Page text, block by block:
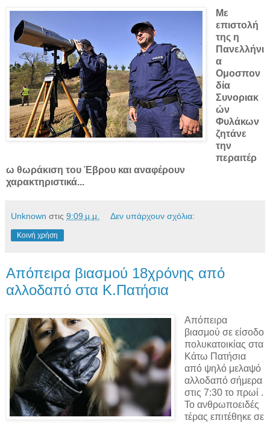
Με
επιστολή
της η
Πανελλήνι
α
Ομοσπον
δία
Συνοριακ
ών
Φυλάκων
ζητάνε
την
περαιτέρ
ω θωράκιση του Έβρου και αναφέρουν
χαρακτηριστικά...
Unknown στις 9:09 μ.μ. Δεν υπάρχουν σχόλια:
Κοινή χρήση
Απόπειρα βιασμού 18χρόνης από
αλλοδαπό στα Κ.Πατήσια
Απόπειρα
βιασμού σε είσοδο
πολυκατοικίας στα
Κάτω Πατήσια
από ψηλό μελαψό
αλλοδαπό σήμερα
στις 7:30 το πρωί .
Το ανθρωποειδές
τέρας επιτέθηκε σε